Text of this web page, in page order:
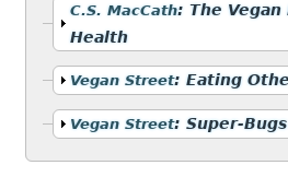
Mostrar
C.S. MacCath:The Vegan
Health
Mostrar
Vegan Street:Eating
Mostrar
Vegan Street:Super-Bugs